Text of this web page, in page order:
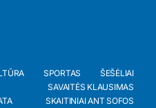
SPORTAS
ŠEŠĖLIAI
SAVAITĖS KLAUSIMAS
SKAITINIAI ANT SOFOS